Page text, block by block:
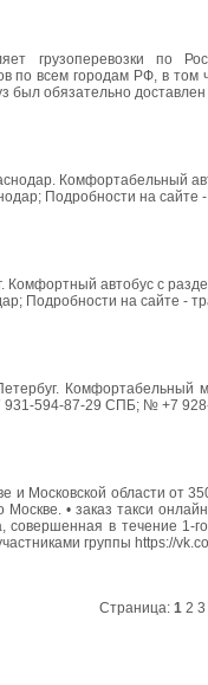
грузоперевозки по
по всем городам РФ, в
был обязательно
Комфортабельный
Подробности на сайте
Комфортный автобус с
Подробности на сайте -
594-87-29 СПБ; № +7
и Московской области от
Москве. • заказ такси
в течение 1-
группы https://
Страница: 1 2 3